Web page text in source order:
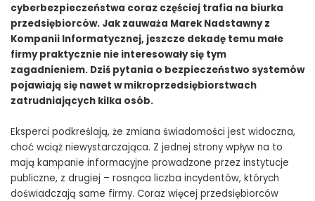
cyberbezpieczeństwa coraz częściej trafia na biurka
przedsiębiorców. Jak zauważa Marek Nadstawny z
Kompanii Informatycznej, jeszcze dekadę temu małe
firmy praktycznie nie interesowały się tym
zagadnieniem. Dziś pytania o bezpieczeństwo systemów
pojawiają się nawet w mikroprzedsiębiorstwach
zatrudniających kilka osób.
Eksperci podkreślają, że zmiana świadomości jest widoczna,
choć wciąż niewystarczająca. Z jednej strony wpływ na to
mają kampanie informacyjne prowadzone przez instytucje
publiczne, z drugiej – rosnąca liczba incydentów, których
doświadczają same firmy. Coraz więcej przedsiębiorców